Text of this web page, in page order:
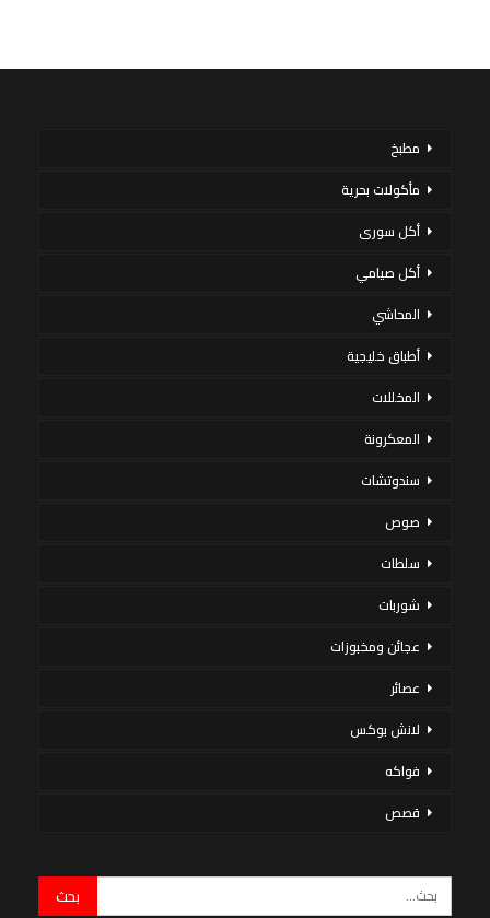
مطبخ
مأكولات بحرية
أكل سورى
أكل صيامي
المحاشي
أطباق خليجية
المخللات
المعكرونة
سندوتشات
صوص
سلطات
شوربات
عجائن ومخبوزات
عصائر
لانش بوكس
فواكه
قصص